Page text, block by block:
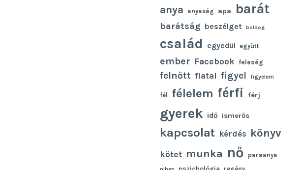
anya anyaság apa barát
barátság beszélget boldog
család egyedül együtt
ember Facebook feleség
felnőtt fiatal figyel figyelem
fél félelem férfi férj
gyerek idő ismerős
kapcsolat kérdés könyv
kötet munka nő paraanya
pszichológia regény